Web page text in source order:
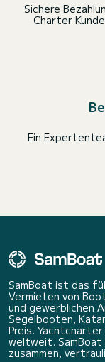
Sichere
Charter
Ein
SamBoat ist das
Vermieten von
und gewerblichen
Segelbooten,
Preis.
weltweit.
zusammen,